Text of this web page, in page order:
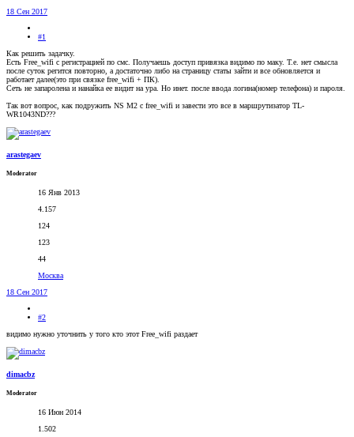
18 Сен 2017
#1
Как решить задачку.
Есть Free_wifi с регистрацией по смс. Получаешь доступ привязка видимо по маку. Т.е. нет смысла
после суток регится повторно, а достаточно либо на страницу статы зайти и все обновляется и
работает далее(это при связке free_wifi + ПК).
Сеть не запаролена и нанайка ее видит на ура. Но инет. после ввода логина(номер телефона) и пароля.
Так вот вопрос, как подружить NS M2 с free_wifi и завести это все в маршрутизатор TL-
WR1043ND???
arastegaev
Moderator
16 Янв 2013
4.157
124
123
44
Москва
18 Сен 2017
#2
видимо нужно уточнить у того кто этот Free_wifi раздает
dimacbz
Moderator
16 Июн 2014
1.502